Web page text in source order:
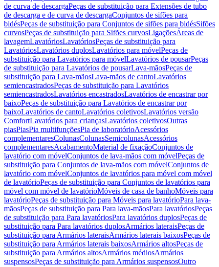
de curva de descargaPeças de substituição para Extensões de tubo
de descarga e de curva de descargaConjuntos de sifões para
bidésPeças de substituição para Conjuntos de sifões para bidésSifões
curvosPeças de substituição para Sifões curvosLigaçõesÁreas de
lavagemLavatóriosLavatóriosPeças de substituição para
LavatóriosLavatórios duplosLavatórios para móvelPeças de
substituição para Lavatórios para móvelLavatórios de pousarPeças
de substituição para Lavatórios de pousarLava-mãosPeças de
substituição para Lava-mãosLava-mãos de cantoLavatórios
semiencastradosPeças de substituição para Lavatórios
semiencastradosLavatórios encastradosLavatórios de encastrar por
baixoPeças de substituição para Lavatórios de encastrar por
baixoLavatórios de cantoLavatórios coletivosLavatórios versão
ComfortLavatórios para criançasLavatórios coletivosOutras
piasPiasPia multifunçõesPia de laboratórioAcessórios
complementaresColunasColunasSemicolunasAcessórios
complementaresAcabamentoMaterial de fixaçãoConjuntos de
lavatório com móvelConjuntos de lava-mãos com móvelPeças de
substituição para Conjuntos de lava-mãos com móvelConjuntos de
lavatório com móvelConjuntos de lavatórios para móvel com móvel
de lavatórioPeças de substituição para Conjuntos de lavatórios para
móvel com móvel de lavatórioMóveis de casa de banhoMóveis para
lavatórioPeças de substituição para Móveis para lavatórioPara lava-
mãosPeças de substituição para Para lava-mãosPara lavatóriosPeças
de substituição para Para lavatóriosPara lavatórios duplosPeças de
substituição para Para lavatórios duplosArmários lateraisPeças de
substituição para Armários lateraisArmários laterais baixosPeças de
substituição para Armários laterais baixosArmários altosPeças de
substituição para Armários altosArmários médiosArmários
suspensosPeças de substituição para Armários suspensosOutro